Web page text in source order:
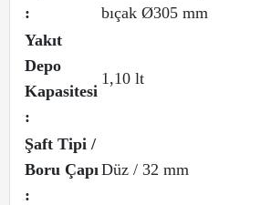
:
bıçak Ø305 mm
Yakıt
Depo
Kapasitesi
:
1,10 lt
Şaft Tipi /
Boru Çapı
:
Düz / 32 mm